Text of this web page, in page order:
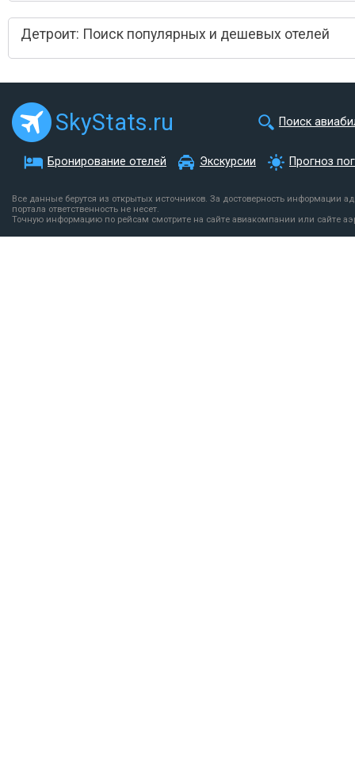
Детроит: Поиск популярных и дешевых отелей
SkyStats.ru Поиск
Бронирование отелей Экскурсии Прогноз
Все данные берутся из открытых источников. За достоверность информации
портала ответственность не несет.
Точную информацию по рейсам смотрите на сайте авиакомпании или сайте